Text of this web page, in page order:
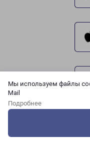
Мы используем файлы
Mail
Подробнее